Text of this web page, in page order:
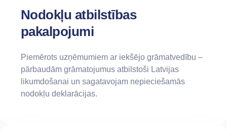
Nodokļu atbilstības
pakalpojumi
Piemērots uzņēmumiem ar iekšējo grāmatvedību –
pārbaudām grāmatojumus atbilstoši Latvijas
likumdošanai un sagatavojam nepieciešamās
nodokļu deklarācijas.